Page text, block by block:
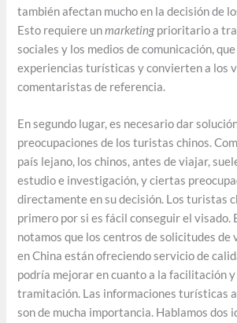
también afectan mucho en la decisión de
Esto requiere unmarketingprioritario a
sociales y los medios de comunicación,
experiencias turísticas y convierten a los
comentaristas de referencia.
En segundo lugar, es necesario dar
preocupaciones de los turistas chinos.
país lejano, los chinos, antes de viajar,
estudio e investigación, y ciertas
directamente en su decisión. Los turistas
primero por si es fácil conseguir el visado.
notamos que los centros de solicitudes de
en China están ofreciendo servicio de
podría mejorar en cuanto a la facilitación
tramitación. Las informaciones turísticas
son de mucha importancia. Hablamos dos